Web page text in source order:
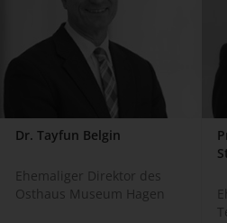
Dr. Tayfun Belgin
Ehemaliger Direktor des
Osthaus Museum Hagen